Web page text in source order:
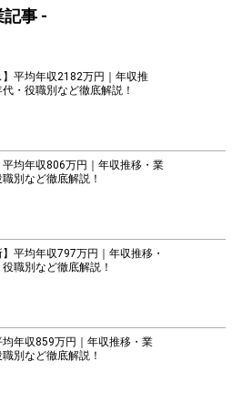
記事 -
】平均年収2182万円｜年収推
・役職別など徹底解説！
平均年収806万円｜年収推移・業
別など徹底解説！
】平均年収797万円｜年収推移・
職別など徹底解説！
均年収859万円｜年収推移・業
別など徹底解説！